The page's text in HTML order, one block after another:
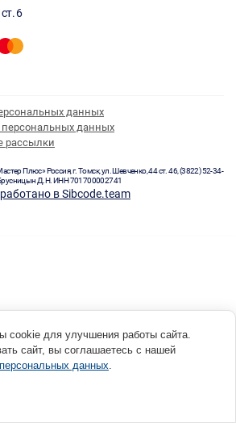
6
данных
персональных данных
рассылки
Плюс» Россия, г. Томск, ул. Шевченко, 44 ст. 46, (3822) 52-34-
Д.Н. ИНН 701700002741
в Sibcode.team
cookie для улучшения работы сайта.
сайт, вы соглашаетесь с нашей
данных.